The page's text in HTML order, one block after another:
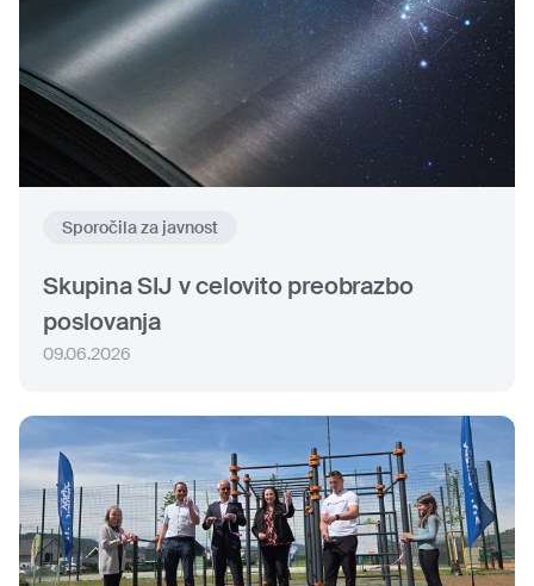
Sporočila za javnost
Skupina SIJ v celovito preobrazbo
poslovanja
09.06.2026